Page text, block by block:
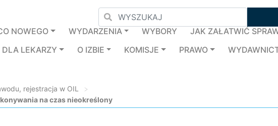
NOWEGO WYDARZENIA WYBORY
JAK ZAŁATWIĆ
DLA LEKARZY
O IZBIE KOMISJE PRAWO
rejestracja w OIL
>
na czas nieokreślony